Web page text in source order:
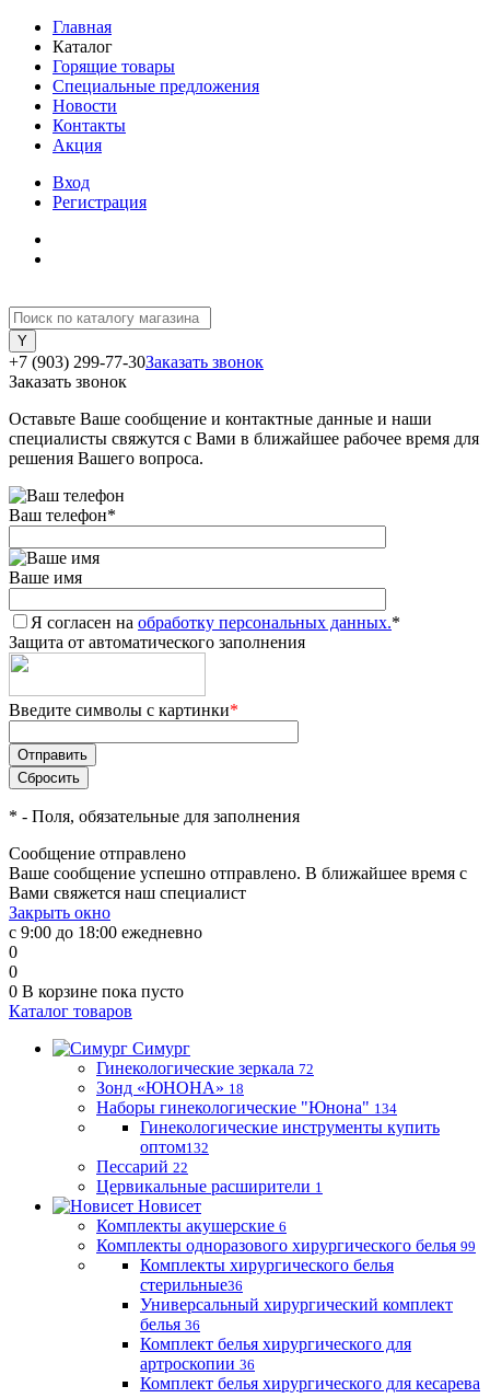
Главная
Каталог
Горящие товары
Специальные предложения
Новости
Контакты
Акция
Вход
Регистрация
+7 (903) 299-77-30Заказать звонок
Заказать звонок
Оставьте Ваше сообщение и контактные данные и наши
специалисты свяжутся с Вами в ближайшее рабочее время для
решения Вашего вопроса.
Ваш телефон*
Ваше имя
Я согласен на обработку персональных данных.*
Защита от автоматического заполнения
Введите символы с картинки*
* - Поля, обязательные для заполнения
Сообщение отправлено
Ваше сообщение успешно отправлено. В ближайшее время с
Вами свяжется наш специалист
Закрыть окно
с 9:00 до 18:00 ежедневно
0
0
0 В корзине пока пусто
Каталог товаров
Симург
Гинекологические зеркала 72
Зонд «ЮНОНА» 18
Наборы гинекологические "Юнона" 134
Гинекологические инструменты купить
оптом132
Пессарий 22
Цервикальные расширители 1
Новисет
Комплекты акушерские 6
Комплекты одноразового хирургического белья 99
Комплекты хирургического белья
стерильные36
Универсальный хирургический комплект
белья 36
Комплект белья хирургического для
артроскопии 36
Комплект белья хирургического для кесарева